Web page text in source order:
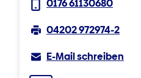
0176 61130680
04202 972974-2
E-Mail schreiben